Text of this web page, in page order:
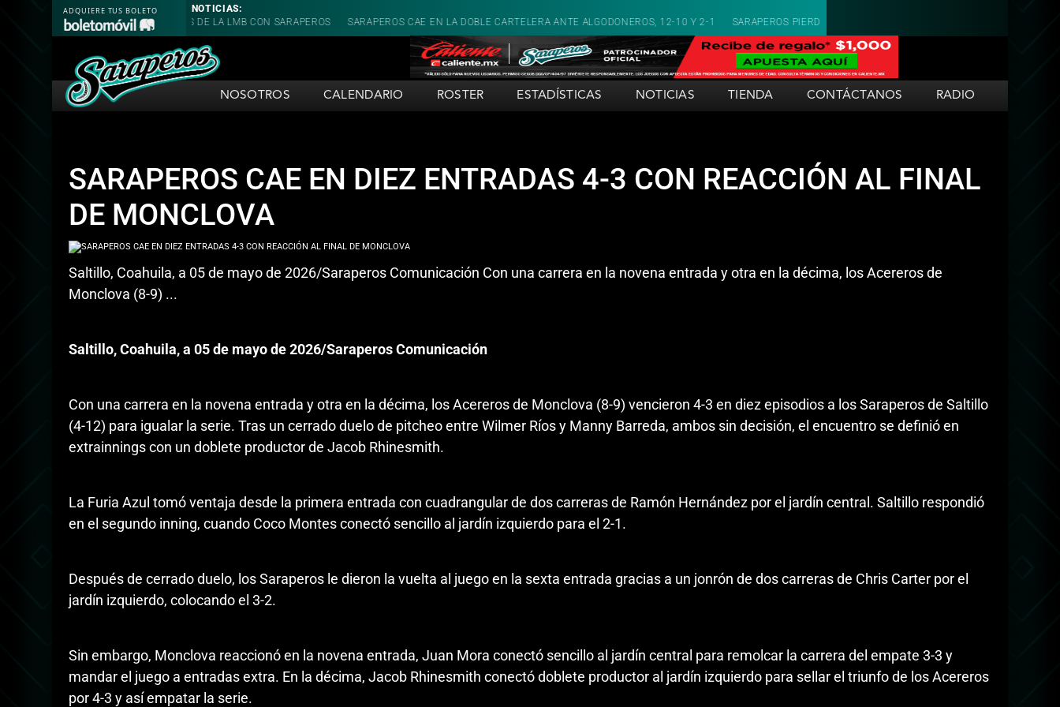
NOTICIAS:
DE PONCHES DE LA LMB CON SARAPEROS
SARAPEROS CAE EN LA DOBLE CARTELERA ANTE ALGODONEROS, 12-10 Y 2-1 SARAPEROS PIERDE EL PRIMERO ANTE LOS ALGODONEROS 10-0
NOSOTROS CALENDARIO ROSTER ESTADÍSTICAS NOTICIAS TIENDA CONTÁCTANOS RADIO
SARAPEROS CAE EN DIEZ ENTRADAS 4-3 CON REACCIÓN AL FINAL
DE MONCLOVA
Saltillo, Coahuila, a 05 de mayo de 2026/Saraperos Comunicación Con una carrera en la novena entrada y otra en la décima, los Acereros de
Monclova (8-9) ...
Saltillo, Coahuila, a 05 de mayo de 2026/Saraperos Comunicación
Con una carrera en la novena entrada y otra en la décima, los Acereros de Monclova (8-9) vencieron 4-3 en diez episodios a los Saraperos de Saltillo
(4-12) para igualar la serie. Tras un cerrado duelo de pitcheo entre Wilmer Ríos y Manny Barreda, ambos sin decisión, el encuentro se definió en
extrainnings con un doblete productor de Jacob Rhinesmith.
La Furia Azul tomó ventaja desde la primera entrada con cuadrangular de dos carreras de Ramón Hernández por el jardín central. Saltillo respondió
en el segundo inning, cuando Coco Montes conectó sencillo al jardín izquierdo para el 2-1.
Después de cerrado duelo, los Saraperos le dieron la vuelta al juego en la sexta entrada gracias a un jonrón de dos carreras de Chris Carter por el
jardín izquierdo, colocando el 3-2.
Sin embargo, Monclova reaccionó en la novena entrada, Juan Mora conectó sencillo al jardín central para remolcar la carrera del empate 3-3 y
mandar el juego a entradas extra. En la décima, Jacob Rhinesmith conectó doblete productor al jardín izquierdo para sellar el triunfo de los Acereros
por 4-3 y así empatar la serie.